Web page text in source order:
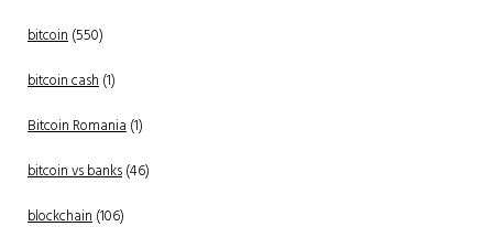
bitcoin(550)
bitcoin cash(1)
Bitcoin Romania(1)
bitcoin vs banks(46)
blockchain(106)